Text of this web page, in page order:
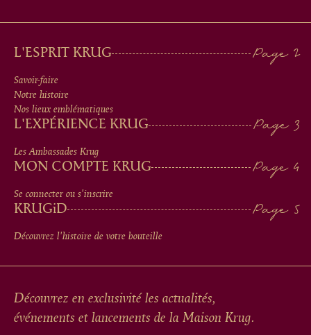
MAIN
MEN
IN
FOOTER
L'ESPRIT KRUG
Savoir-faire
Notre histoire
Nos lieux emblématiques
L'EXPÉRIENCE KRUG
Les Ambassades Krug
MON COMPTE KRUG
Se connecter ou s'inscrire
KRUGiD
Découvrez l'histoire de votre bouteille
Découvrez en exclusivité les actualités,
événements et lancements de la Maison Krug.